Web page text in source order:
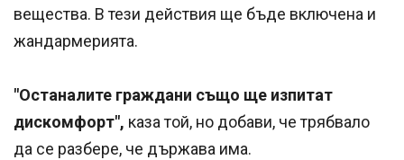
вещества. В тези действия ще бъде включена и
жандармерията.
"Останалите граждани също ще изпитат
дискомфорт", каза той, но добави, че трябвало
да се разбере, че държава има.